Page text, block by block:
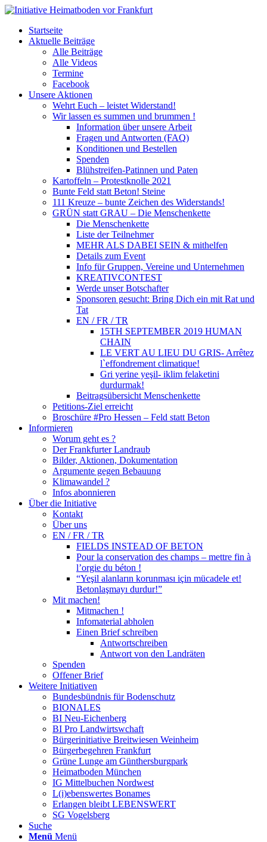
Startseite
Aktuelle Beiträge
Alle Beiträge
Alle Videos
Termine
Facebook
Unsere Aktionen
Wehrt Euch – leistet Widerstand!
Wir lassen es summen und brummen !
Information über unsere Arbeit
Fragen und Antworten (FAQ)
Konditionen und Bestellen
Spenden
Blühstreifen-Patinnen und Paten
Kartoffeln – Protestknolle 2021
Bunte Feld statt Beton! Steine
111 Kreuze – bunte Zeichen des Widerstands!
GRÜN statt GRAU – Die Menschenkette
Die Menschenkette
Liste der Teilnehmer
MEHR ALS DABEI SEIN & mithelfen
Details zum Event
Info für Gruppen, Vereine und Unternehmen
KREATIVCONTEST
Werde unser Botschafter
Sponsoren gesucht: Bring Dich ein mit Rat und
Tat
EN / FR / TR
15TH SEPTEMBER 2019 HUMAN
CHAIN
LE VERT AU LIEU DU GRIS- Arrêtez
l`effondrement climatique!
Gri yerine yeşil- iklim felaketini
durdurmak!
Beitragsübersicht Menschenkette
Petitions-Ziel erreicht
Broschüre #Pro Hessen – Feld statt Beton
Informieren
Worum geht es ?
Der Frankfurter Landraub
Bilder, Aktionen, Dokumentation
Argumente gegen Bebauung
Klimawandel ?
Infos abonnieren
Über die Initiative
Kontakt
Über uns
EN / FR / TR
FIELDS INSTEAD OF BETON
Pour la conservation des champs – mettre fin à
l’orgie du béton !
“Yeşil alanların korunması için mücadele et!
Betonlaşmayı durdur!”
Mit machen!
Mitmachen !
Infomaterial abholen
Einen Brief schreiben
Antwortschreiben
Antwort von den Landräten
Spenden
Offener Brief
Weitere Initiativen
Bundesbündnis für Bodenschutz
BIONALES
BI Neu-Eichenberg
BI Pro Landwirtswchaft
Bürgerinitiative Breitwiesen Weinheim
Bürgerbegehren Frankfurt
Grüne Lunge am Günthersburgpark
Heimatboden München
IG Mittelbuchen Nordwest
L(i)ebenswertes Bonames
Erlangen bleibt LEBENSWERT
SG Vogelsberg
Suche
Menü Menü